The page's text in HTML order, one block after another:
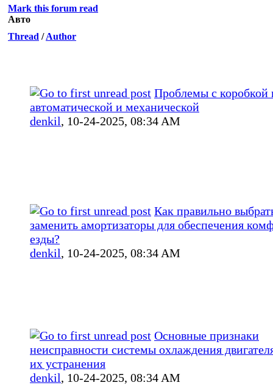
Mark this forum read
Авто
Thread /Author
Проблемы с коробкой
автоматической и механической
denkil, 10-24-2025, 08:34 AM
Как правильно
заменить амортизаторы для обеспечения
езды?
denkil, 10-24-2025, 08:34 AM
Основные признаки
неисправности системы охлаждения
их устранения
denkil, 10-24-2025, 08:34 AM